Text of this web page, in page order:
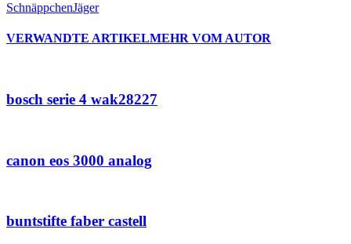
SchnäppchenJäger
VERWANDTE ARTIKELMEHR VOM AUTOR
bosch serie 4 wak28227
canon eos 3000 analog
buntstifte faber castell